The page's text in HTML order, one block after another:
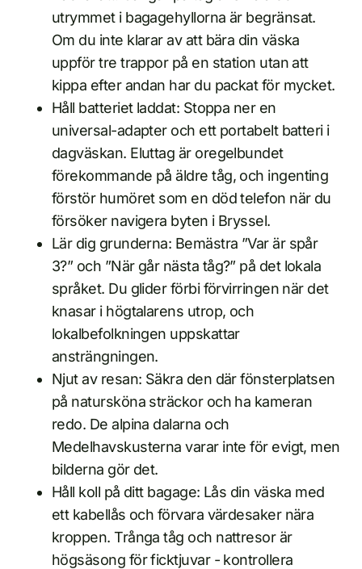
utrymmet i bagagehyllorna är begränsat.
Om du inte klarar av att bära din väska
uppför tre trappor på en station utan att
kippa efter andan har du packat för mycket.
Håll batteriet laddat: Stoppa ner en
universal-adapter och ett portabelt batteri i
dagväskan. Eluttag är oregelbundet
förekommande på äldre tåg, och ingenting
förstör humöret som en död telefon när du
försöker navigera byten i Bryssel.
Lär dig grunderna: Bemästra ”Var är spår
3?” och ”När går nästa tåg?” på det lokala
språket. Du glider förbi förvirringen när det
knasar i högtalarens utrop, och
lokalbefolkningen uppskattar
ansträngningen.
Njut av resan: Säkra den där fönsterplatsen
på natursköna sträckor och ha kameran
redo. De alpina dalarna och
Medelhavskusterna varar inte för evigt, men
bilderna gör det.
Håll koll på ditt bagage: Lås din väska med
ett kabellås och förvara värdesaker nära
kroppen. Trånga tåg och nattresor är
högsäsong för ficktjuvar - kontrollera